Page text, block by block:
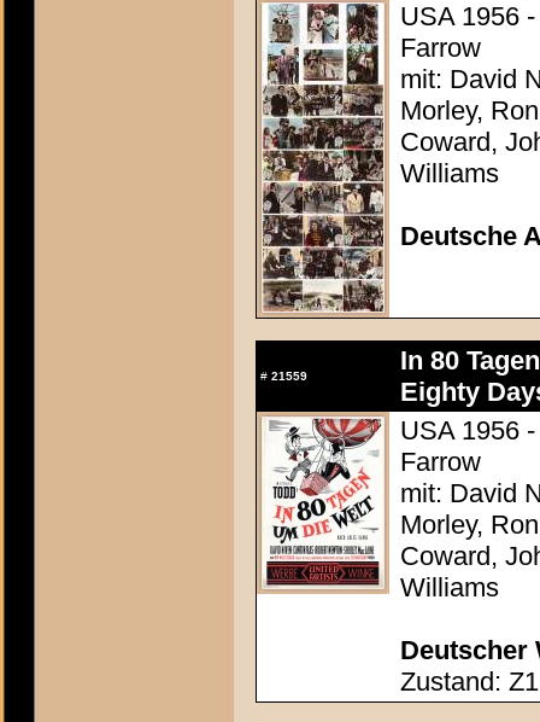
USA 1956
Farrow
mit: David
Morley,
Coward,
Williams
Deutsche
# 21559
In 80
Eighty
USA 1956
Farrow
mit: David
Morley,
Coward,
Williams
Deutscher
Zustand: Z1